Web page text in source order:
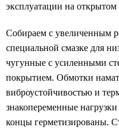
эксплуатации на
Собираем с увеличенным
специальной смазке для
чугунные с усиленными
покрытием. Обмотки
виброустойчивостью и
знакопеременные
концы герметизированы.